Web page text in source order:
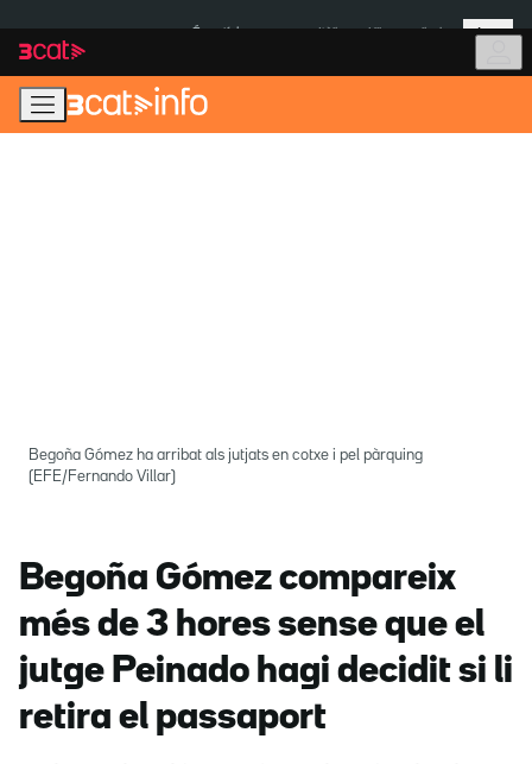
navegació
principal
contingut
Més
Begoña Gómez ha arribat als jutjats en cotxe i pel pàrquing
(EFE/Fernando Villar)
Begoña Gómez compareix
més de 3 hores sense que el
jutge Peinado hagi decidit si li
retira el passaport